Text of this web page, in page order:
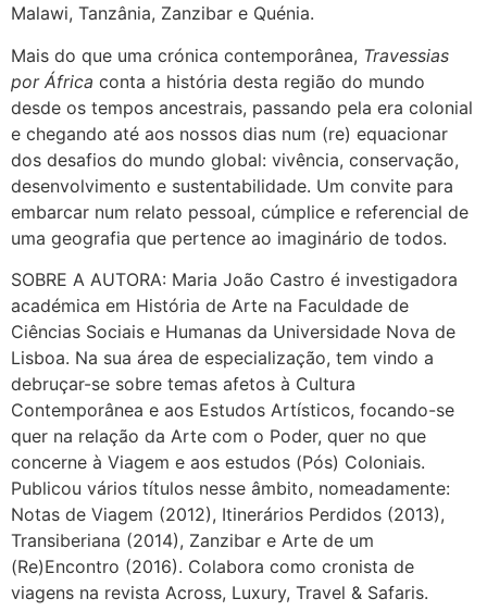
Malawi, Tanzânia, Zanzibar e Quénia.
Mais do que uma crónica contemporânea, Travessias
por África conta a história desta região do mundo
desde os tempos ancestrais, passando pela era colonial
e chegando até aos nossos dias num (re) equacionar
dos desafios do mundo global: vivência, conservação,
desenvolvimento e sustentabilidade. Um convite para
embarcar num relato pessoal, cúmplice e referencial de
uma geografia que pertence ao imaginário de todos.
SOBRE A AUTORA: Maria João Castro é investigadora
académica em História de Arte na Faculdade de
Ciências Sociais e Humanas da Universidade Nova de
Lisboa. Na sua área de especialização, tem vindo a
debruçar-se sobre temas afetos à Cultura
Contemporânea e aos Estudos Artísticos, focando-se
quer na relação da Arte com o Poder, quer no que
concerne à Viagem e aos estudos (Pós) Coloniais.
Publicou vários títulos nesse âmbito, nomeadamente:
Notas de Viagem (2012), Itinerários Perdidos (2013),
Transiberiana (2014), Zanzibar e Arte de um
(Re)Encontro (2016). Colabora como cronista de
viagens na revista Across, Luxury, Travel & Safaris.